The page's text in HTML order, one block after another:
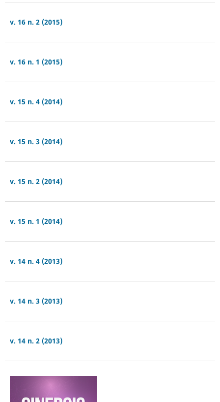
v. 16 n. 2 (2015)
v. 16 n. 1 (2015)
v. 15 n. 4 (2014)
v. 15 n. 3 (2014)
v. 15 n. 2 (2014)
v. 15 n. 1 (2014)
v. 14 n. 4 (2013)
v. 14 n. 3 (2013)
v. 14 n. 2 (2013)